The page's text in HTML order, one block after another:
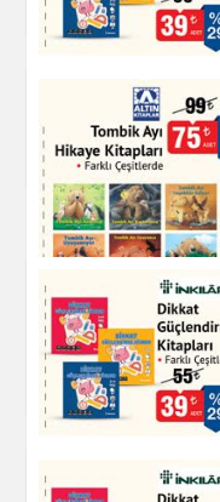
Kitap & Dergi
İnkılap Dikkat
Güçlendirme Kitapları
Kitap & Dergi
Tombik Ayı Hikaye
Kitapları
Kitap & Dergi
Dikkat Güçlendirme
Kitapları